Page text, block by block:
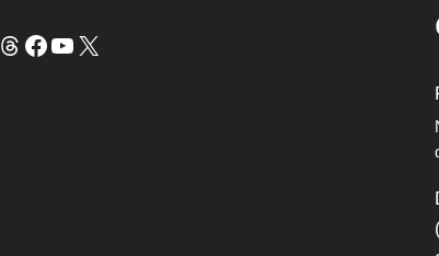
HilosFacebook
YouTube
X